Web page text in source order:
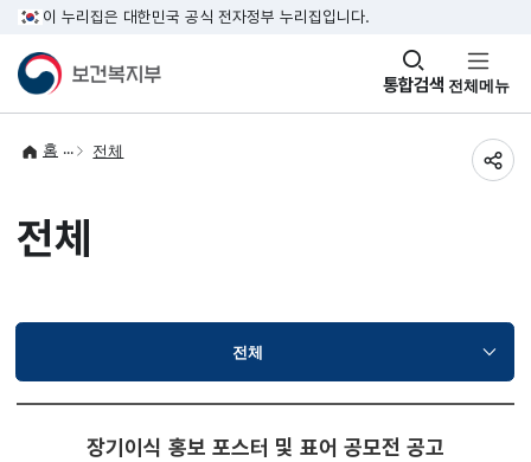
이 누리집은 대한민국 공식 전자정부 누리집입니다.
통합검색
창
열기 전체메뉴
홈 전체
전체
전체선택됨
장기이식 홍보 포스터 및 표어 공모전 공고